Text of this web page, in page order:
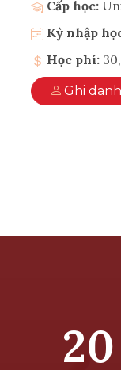
Cấp học:
Kỳ nhập
Học phí:
Ghi danh
20